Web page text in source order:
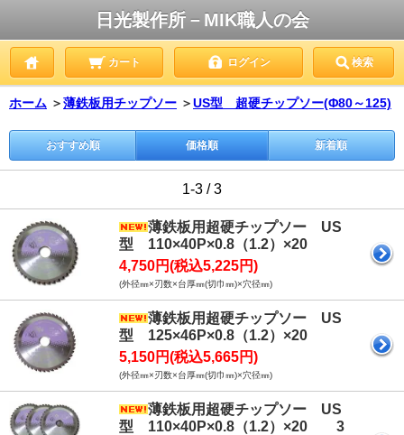
日光製作所－MIK職人の会
カート ログイン 検索
ホーム ＞薄鉄板用チップソー ＞US型 超硬チップソー(Φ80～125)
おすすめ順 価格順 新着順
1-3 / 3
薄鉄板用超硬チップソー US
型 110×40P×0.8（1.2）×20
4,750円(税込5,225円)
(外径㎜×刃数×台厚㎜(切巾㎜)×穴径㎜)
薄鉄板用超硬チップソー US
型 125×46P×0.8（1.2）×20
5,150円(税込5,665円)
(外径㎜×刃数×台厚㎜(切巾㎜)×穴径㎜)
薄鉄板用超硬チップソー US
型 110×40P×0.8（1.2）×20 3